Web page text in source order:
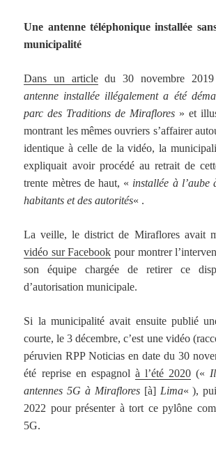
Une antenne téléphonique installée
municipalité
Dans un articledu 30 novembre
antenne installée illégalement a été
parc des Traditions de Miraflores » et
montrant les mêmes ouvriers s’affairer
identique à celle de la vidéo, la
expliquait avoir procédé au retrait de
trente mètres de haut, « installée à l’aube
habitants et des autorités« .
La veille, le district de Miraflores avait
vidéo sur Facebook pour montrer
son équipe chargée de retirer ce
d’autorisation municipale.
Si la municipalité avait ensuite publié
courte, le 3 décembre, c’est une vidéo
péruvien RPP Noticias en date du 30
été reprise en espagnol à l’été 2020 («
antennes 5G à Miraflores[à] Lima« ),
2022 pour présenter à tort ce pylône
5G.